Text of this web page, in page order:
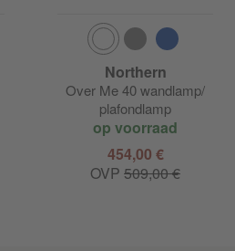
Northern
Over Me 40 wandlamp/
plafondlamp
op voorraad
454,00 €
OVP 509,00 €